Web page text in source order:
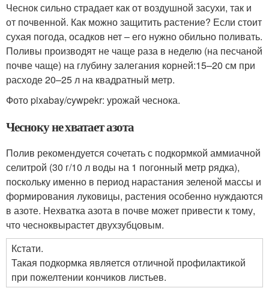
Чеснок сильно страдает как от воздушной засухи, так и
от почвенной. Как можно защитить растение? Если стоит
сухая погода, осадков нет – его нужно обильно поливать.
Поливы производят не чаще раза в неделю (на песчаной
почве чаще) на глубину залегания корней:15–20 см при
расходе 20–25 л на квадратный метр.
Фото pixabay/cywpekr: урожай чеснока.
Чесноку не хватает азота
Полив рекомендуется сочетать с подкормкой аммиачной
селитрой (30 г/10 л воды на 1 погонный метр рядка),
поскольку именно в период нарастания зеленой массы и
формирования луковицы, растения особенно нуждаются
в азоте. Нехватка азота в почве может привести к тому,
что чесноквырастет двухзубцовым.
Кстати.
Такая подкормка является отличной профилактикой
при пожелтении кончиков листьев.